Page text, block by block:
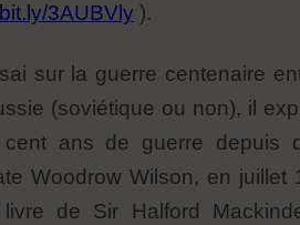
3AUBVly ).
sur la guerre centenaire
(soviétique ou non), il
ans de guerre depuis
Woodrow Wilson, en juillet
de Sir Halford